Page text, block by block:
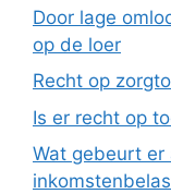
Door lage
op de loer
Recht op
Is er recht op
Wat gebeurt